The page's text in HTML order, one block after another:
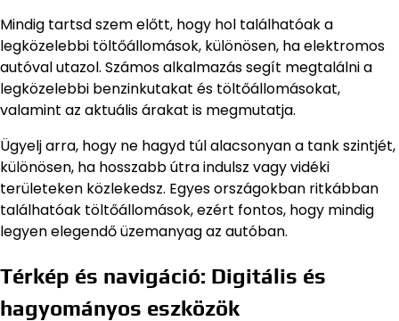
Mindig tartsd szem előtt, hogy hol találhatóak a
legközelebbi töltőállomások, különösen, ha elektromos
autóval utazol. Számos alkalmazás segít megtalálni a
legközelebbi benzinkutakat és töltőállomásokat,
valamint az aktuális árakat is megmutatja.
Ügyelj arra, hogy ne hagyd túl alacsonyan a tank szintjét,
különösen, ha hosszabb útra indulsz vagy vidéki
területeken közlekedsz. Egyes országokban ritkábban
találhatóak töltőállomások, ezért fontos, hogy mindig
legyen elegendő üzemanyag az autóban.
Térkép és navigáció: Digitális és
hagyományos eszközök